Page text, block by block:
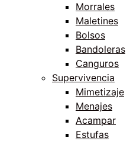
Morrales
Maletines
Bolsos
Bandoleras
Canguros
Supervivencia
Mimetizaje
Menajes
Acampar
Estufas